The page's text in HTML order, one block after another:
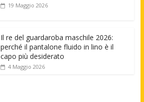
19 Maggio 2026
Il re del guardaroba maschile 2026:
perché il pantalone fluido in lino è il
capo più desiderato
4 Maggio 2026